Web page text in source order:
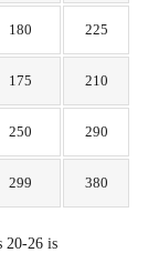
180 225
175 210
250 290
299 380
20-26 is